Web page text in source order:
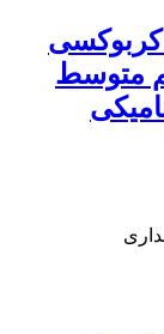
کربوکسی
متوسط